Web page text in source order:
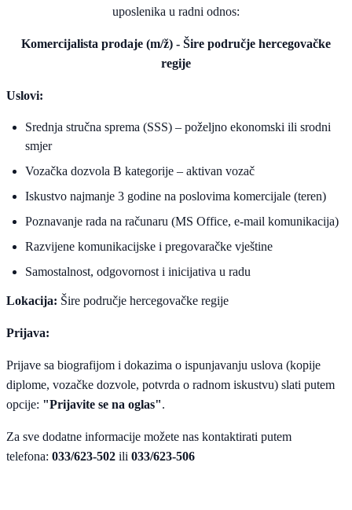
uposlenika u radni odnos:
Komercijalista prodaje (m/ž) - Šire područje hercegovačke
regije
Uslovi:
Srednja stručna sprema (SSS) – poželjno ekonomski ili srodni
smjer
Vozačka dozvola B kategorije – aktivan vozač
Iskustvo najmanje 3 godine na poslovima komercijale (teren)
Poznavanje rada na računaru (MS Office, e-mail komunikacija)
Razvijene komunikacijske i pregovaračke vještine
Samostalnost, odgovornost i inicijativa u radu
Lokacija: Šire područje hercegovačke regije
Prijava:
Prijave sa biografijom i dokazima o ispunjavanju uslova (kopije
diplome, vozačke dozvole, potvrda o radnom iskustvu) slati putem
opcije: "Prijavite se na oglas".
Za sve dodatne informacije možete nas kontaktirati putem
telefona: 033/623-502 ili 033/623-506